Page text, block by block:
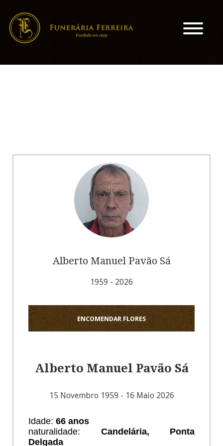
Alberto Manuel Pavão Sá
1959 - 2026
ENCOMENDAR FLORES
Alberto Manuel Pavão Sá
15 Novembro 1959 - 16 Maio 2026
Idade: 66 anos
naturalidade: Candelária, Ponta
Delgada